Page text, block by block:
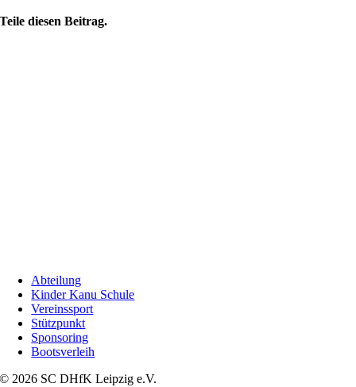
Teile diesen Beitrag.
Abteilung
Kinder Kanu Schule
Vereinssport
Stützpunkt
Sponsoring
Bootsverleih
© 2026 SC DHfK Leipzig e.V.